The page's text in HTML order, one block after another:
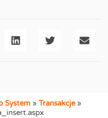
System »Transakcje»